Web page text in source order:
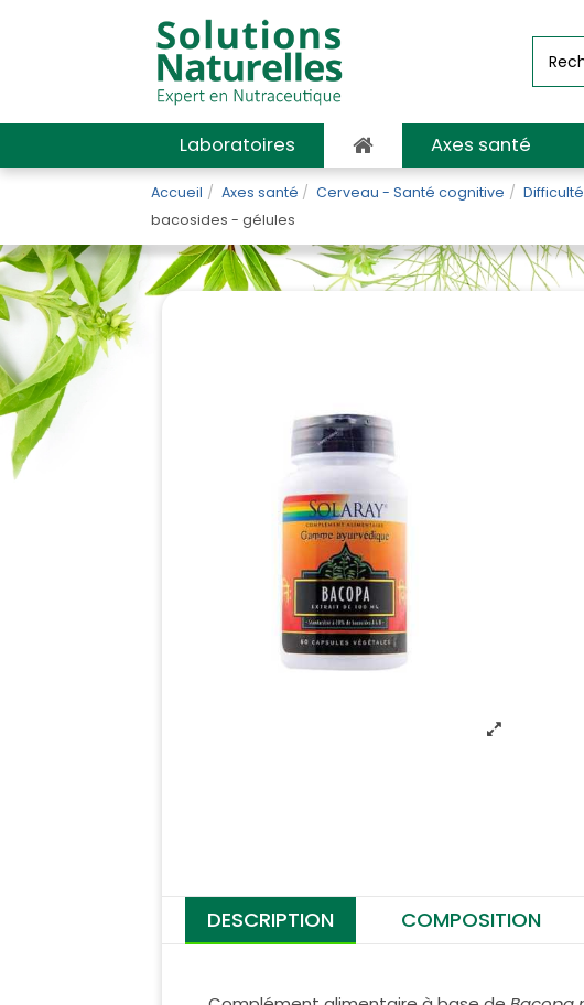
Laboratoires Axes santé
Accueil Axes santé Cerveau - Santé cognitive
bacosides - gélules
DESCRIPTION COMPOSITION